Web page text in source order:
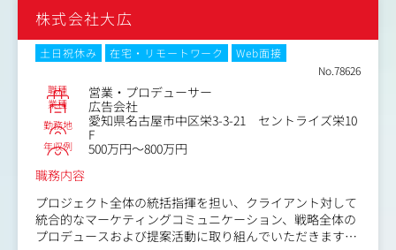
分業制をとっていないため、一人の企画営業がプランニン
グやデザインのディレクション等、幅広い領域に携わるこ
実務面ではチーム営業制を採用しており、先輩社員のもと
で仕事を通して業務を覚えていきます。
取り扱う案件の量が増えているため、先輩社員と共に既存
クライアントを担当して頂く予定です。
株式会社大広
土日祝休み 在宅・リモートワーク
Web面接
No.78626
職種 営業・プロデューサー
業種 広告会社
勤務地
愛知県名古屋市中区栄3-3-21 セントライズ栄10
F
年収例
500万円～800万円
職務内容
プロジェクト全体の統括指揮を担い、クライアント対して
統合的なマーケティングコミュニケーション、戦略全体の
プロデュースおよび提案活動に取り組んでいただきます。